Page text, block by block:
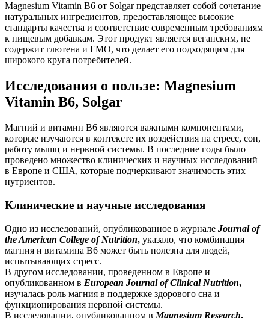
Magnesium Vitamin B6 от Solgar представляет собой сочетание
натуральных ингредиентов, предоставляющее высокие
стандарты качества и соответствие современным требованиям
к пищевым добавкам. Этот продукт является веганским, не
содержит глютена и ГМО, что делает его подходящим для
широкого круга потребителей.
Исследования о пользе: Magnesium
Vitamin B6, Solgar
Магний и витамин B6 являются важными компонентами,
которые изучаются в контексте их воздействия на стресс, сон,
работу мышц и нервной системы. В последние годы было
проведено множество клинических и научных исследований
в Европе и США, которые подчеркивают значимость этих
нутриентов.
Клинические и научные исследования
Одно из исследований, опубликованное в журнале Journal of
the American College of Nutrition, указало, что комбинация
магния и витамина B6 может быть полезна для людей,
испытывающих стресс.
В другом исследовании, проведенном в Европе и
опубликованном в European Journal of Clinical Nutrition,
изучалась роль магния в поддержке здорового сна и
функционирования нервной системы.
В исследовании, опубликованном в Magnesium Research,